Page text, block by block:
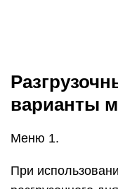
При соединении
вязкой, что